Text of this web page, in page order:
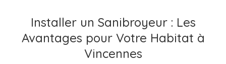
Installer un Sanibroyeur : Les
Avantages pour Votre Habitat à
Vincennes